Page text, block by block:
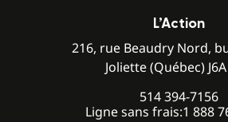
L’Action
216, rue Beaudry Nord,
Joliette (Québec)
514 394-7156
Ligne sans frais:1 888